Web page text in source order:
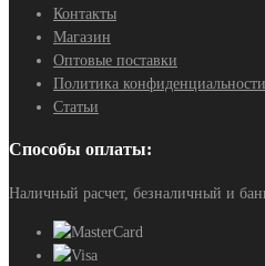
Контакты
Магазин
Оптовые поставки
Политика конфиденциальности
Статьи
Способы оплаты:
Наличный расчет, безналичный и